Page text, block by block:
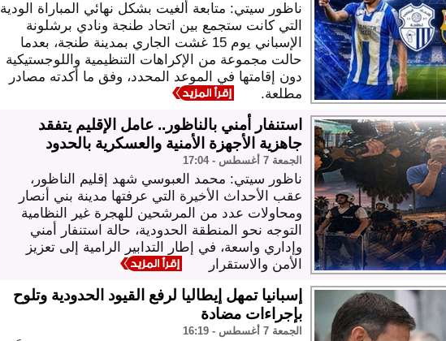
ناظور سيتي: متابعة ألغيت بشكل نهائي المباراة الودية
التي كانت ستجمع بين اتحاد طنجة ونادي برشلونة
الإسباني يوم 15 غشت الجاري بمدينة طنجة، بعدما
حالت مجموعة من الإكراهات التنظيمية واللوجستيكية
دون إقامتها في الموعد المحدد، وفق ما أكدته مصادر
مطلعة.
استنفار أمني بالناظور.. عامل الإقليم يتفقد
جاهزية الأجهزة الأمنية والعسكرية بالحدود
الجمعة 7 أغسطس - 17:04
ناظور سيتي: محمد العبوسي شهد إقليم الناظور،
عقب الأحداث الأخيرة التي عرفتها مدينة بني أنصار
ومحاولات عدد من المرشحين للهجرة غير النظامية
التوجه نحو المنطقة الحدودية، حالة استنفار أمني
وإداري واسعة، في إطار التدابير الرامية إلى تعزيز
الأمن والاستقرار
إسبانيا تمهل إيطاليا لرفع القيود الحدودية وتلوح
بإجراءات مضادة
الجمعة 7 أغسطس - 16:19